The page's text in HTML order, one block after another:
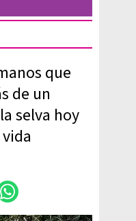
que
de un
selva hoy